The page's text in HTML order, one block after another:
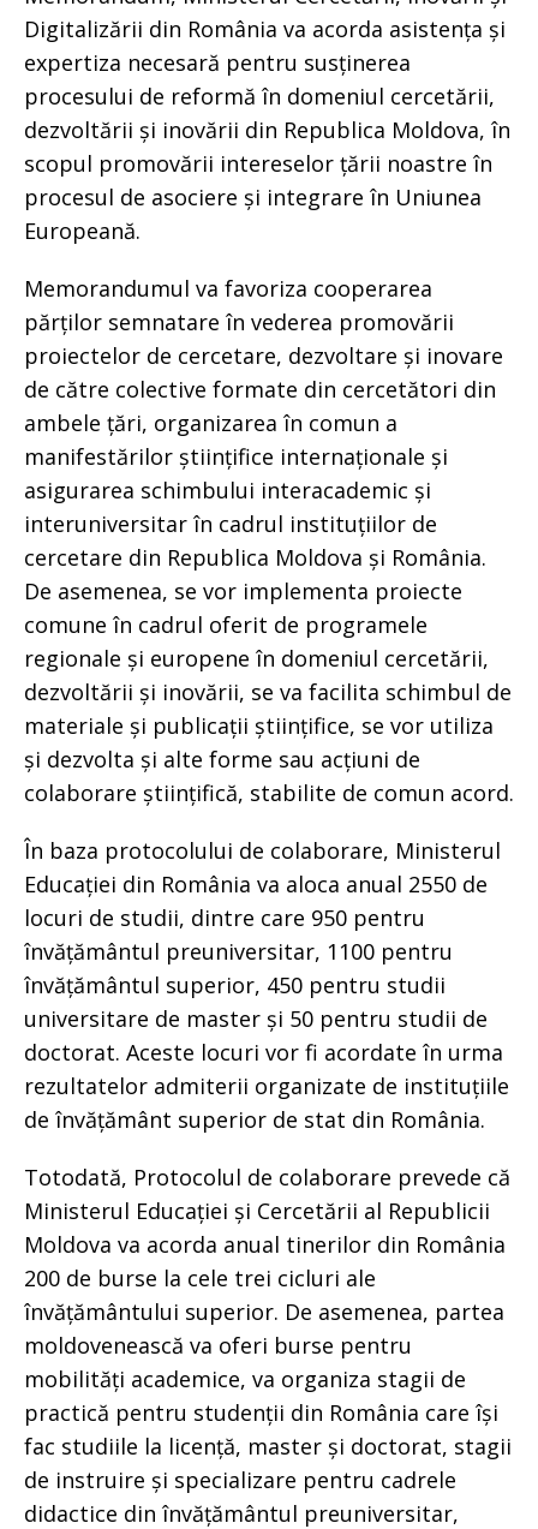
Digitalizării din România va acorda asistența și
expertiza necesară pentru susținerea
procesului de reformă în domeniul cercetării,
dezvoltării și inovării din Republica Moldova, în
scopul promovării intereselor țării noastre în
procesul de asociere și integrare în Uniunea
Europeană.
Memorandumul va favoriza cooperarea
părților semnatare în vederea promovării
proiectelor de cercetare, dezvoltare și inovare
de către colective formate din cercetători din
ambele țări, organizarea în comun a
manifestărilor științifice internaționale și
asigurarea schimbului interacademic și
interuniversitar în cadrul instituțiilor de
cercetare din Republica Moldova și România.
De asemenea, se vor implementa proiecte
comune în cadrul oferit de programele
regionale și europene în domeniul cercetării,
dezvoltării și inovării, se va facilita schimbul de
materiale și publicații științifice, se vor utiliza
și dezvolta și alte forme sau acțiuni de
colaborare științifică, stabilite de comun acord.
În baza protocolului de colaborare, Ministerul
Educației din România va aloca anual 2550 de
locuri de studii, dintre care 950 pentru
învățământul preuniversitar, 1100 pentru
învățământul superior, 450 pentru studii
universitare de master și 50 pentru studii de
doctorat. Aceste locuri vor fi acordate în urma
rezultatelor admiterii organizate de instituțiile
de învățământ superior de stat din România.
Totodată, Protocolul de colaborare prevede că
Ministerul Educației și Cercetării al Republicii
Moldova va acorda anual tinerilor din România
200 de burse la cele trei cicluri ale
învățământului superior. De asemenea, partea
moldovenească va oferi burse pentru
mobilități academice, va organiza stagii de
practică pentru studenții din România care își
fac studiile la licență, master și doctorat, stagii
de instruire și specializare pentru cadrele
didactice din învățământul preuniversitar,